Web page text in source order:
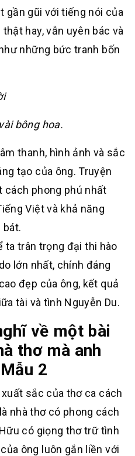
gần gũi với tiếng nói của
hay, vẫn uyên bác và
những bức tranh bốn
bông hoa.
thanh, hình ảnh và sắc
tạo của ông. Truyện
cách phong phú nhất
Việt và khả năng
bát.
ta trân trọng đại thi hào
lớn nhất, chính đáng
đẹp của ông, kết quả
tài và tình Nguyễn Du.
về một bài
thơ mà anh
2
sắc của thơ ca cách
nhà thơ có phong cách
có giọng thơ trữ tình
ông luôn gắn liền với